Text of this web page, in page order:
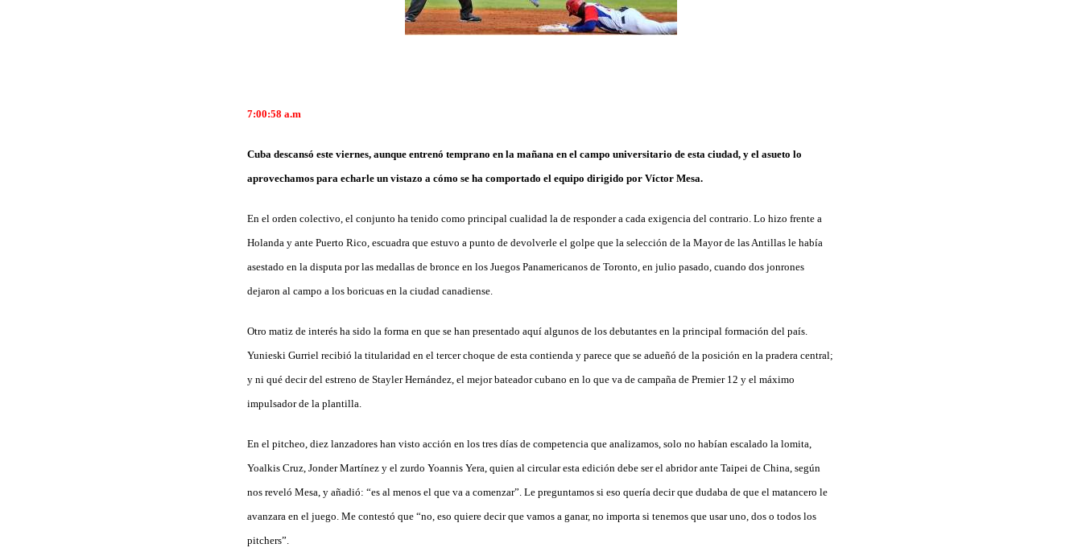
7:00:58 a.m
Cuba descansó este viernes, aunque entrenó temprano en la mañana en el campo universitario de esta ciudad, y el asueto lo
aprovechamos para echarle un vistazo a cómo se ha comportado el equipo dirigido por Víctor Mesa.
En el orden colectivo, el conjunto ha tenido como principal cualidad la de responder a cada exigencia del contrario. Lo hizo frente a
Holanda y ante Puerto Rico, escuadra que estuvo a punto de devolverle el golpe que la selección de la Mayor de las Antillas le había
asestado en la disputa por las medallas de bronce en los Juegos Panamericanos de Toronto, en julio pasado, cuando dos jonrones
dejaron al cam­po a los boricuas en la ciudad canadiense.
Otro matiz de interés ha sido la forma en que se han presentado aquí algunos de los debutantes en la principal formación del país.
Yunieski Gurriel recibió la titularidad en el tercer choque de esta contienda y parece que se adueñó de la posición en la pradera central;
y ni qué decir del estreno de Stayler Hernández, el mejor bateador cubano en lo que va de campaña de Premier 12 y el máximo
impulsador de la plantilla.
En el pitcheo, diez lanzadores han visto acción en los tres días de competencia que analizamos, solo no habían escalado la lomita,
Yoalkis Cruz, Jonder Martínez y el zurdo Yoannis Yera, quien al circular esta edición debe ser el abridor ante Taipei de China, según
nos reveló Mesa, y añadió: “es al menos el que va a comenzar”. Le preguntamos si eso quería decir que dudaba de que el matancero le
avanzara en el juego. Me contestó que “no, eso quiere decir que vamos a ganar, no importa si tenemos que usar uno, dos o todos los
pitchers”.